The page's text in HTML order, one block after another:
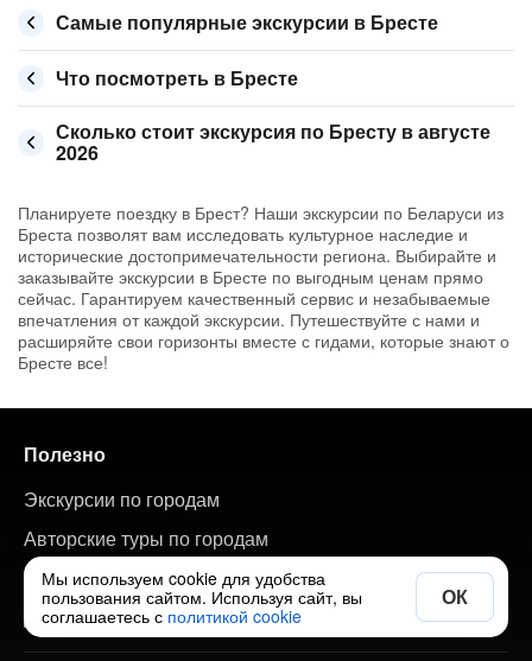
Самые популярные экскурсии в Бресте
Что посмотреть в Бресте
Сколько стоит экскурсия по Бресту в августе
2026
Планируете поездку в Брест? Наши экскурсии по Беларуси из
Бреста позволят вам исследовать культурное наследие и
исторические достопримечательности региона. Выбирайте и
заказывайте экскурсии в Бресте по выгодным ценам прямо
сейчас. Гарантируем качественный сервис и незабываемые
впечатления от каждой экскурсии. Путешествуйте с нами и
расширяйте свои горизонты вместе с гидами, которые знают о
Бресте все!
Полезно
Экскурсии по городам
Авторские туры по городам
Путеводитель по странам и городам
Добавить свою экскурсию
Мы используем cookie для удобства
пользования сайтом. Используя сайт, вы
соглашаетесь с политикой cookie
ОК